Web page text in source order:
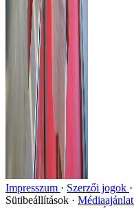
Impresszum Szerzői jogok
Sütibeállítások
Médiaajánlat